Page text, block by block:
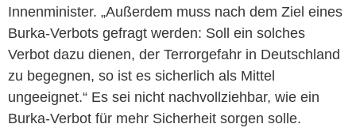
Innenminister. „Außerdem muss nach dem Ziel eines
Burka-Verbots gefragt werden: Soll ein solches
Verbot dazu dienen, der Terrorgefahr in Deutschland
zu begegnen, so ist es sicherlich als Mittel
ungeeignet.“ Es sei nicht nachvollziehbar, wie ein
Burka-Verbot für mehr Sicherheit sorgen solle.